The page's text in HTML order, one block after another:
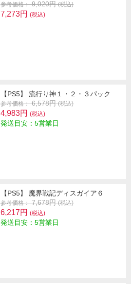
参考価格： 9,020円(税込)
7,273円 (税込)
【PS5】 流行り神１・２・３パック
参考価格： 6,578円(税込)
4,983円 (税込)
発送目安：5営業日
【PS5】 魔界戦記ディスガイア６
参考価格： 7,678円(税込)
6,217円 (税込)
発送目安：5営業日